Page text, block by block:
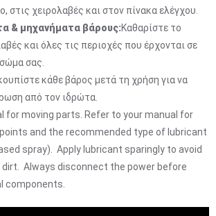
στις χειρολαβές και στον πίνακα ελέγχου.
& μηχανήματα βάρους:Καθαρίστε το
και όλες τις περιοχές που έρχονται σε
σας.
κάθε βάρος μετά τη χρήση για να
από τον ιδρώτα.
for moving parts. Refer to your manual for
and the recommended type of lubricant
spray). Apply lubricant sparingly to avoid
Always disconnect the power before
components.